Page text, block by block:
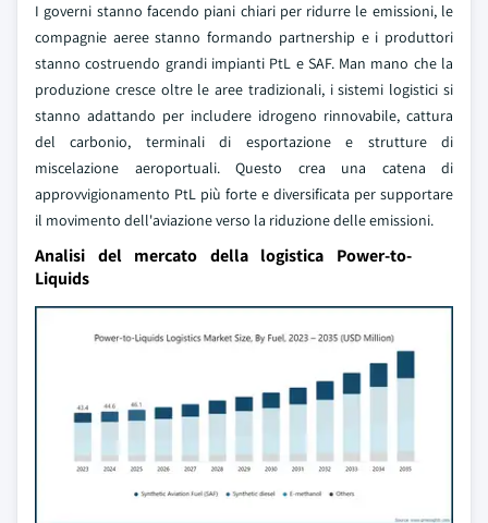
I governi stanno facendo piani chiari per ridurre le emissioni, le
compagnie aeree stanno formando partnership e i produttori
stanno costruendo grandi impianti PtL e SAF. Man mano che la
produzione cresce oltre le aree tradizionali, i sistemi logistici si
stanno adattando per includere idrogeno rinnovabile, cattura
del carbonio, terminali di esportazione e strutture di
miscelazione aeroportuali. Questo crea una catena di
approvvigionamento PtL più forte e diversificata per supportare
il movimento dell'aviazione verso la riduzione delle emissioni.
Analisi del mercato della logistica Power-to-
Liquids